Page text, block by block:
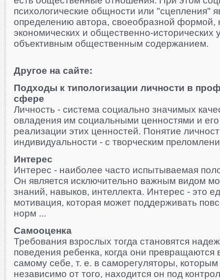
психологические общности или "сцепления"
определению автора, своеобразной формой,
экономических и общественно-исторических
объективным общественным содержанием.
Другое на сайте:
Подходы к типологизации личности в
сфере
Личность - система социально значимых
овладения им социальными ценностями и его
реализации этих ценностей. Понятие
индивидуальности - с творческим
Интерес
Интерес - наиболее часто испытываемая
Он является исключительно важным видом
знаний, навыков, интеллекта. Интерес - это
мотивация, которая может поддерживать
норм ...
Самооценка
Требования взрослых тогда становятся
поведе­ния ребенка, когда они превращаются
само­му себе, т. е. в саморегуляторы,
неза­висимо от того, находится он под